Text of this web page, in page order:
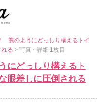
熊のようにどっしり構えるトイ
れる> 写真・詳細 1枚目
どっしり構えるト
眼差しに圧倒される